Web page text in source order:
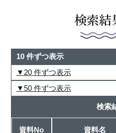
検索結
10 件ずつ表示
20 件ずつ表示
50 件ずつ表示
検索
資料No 資料名